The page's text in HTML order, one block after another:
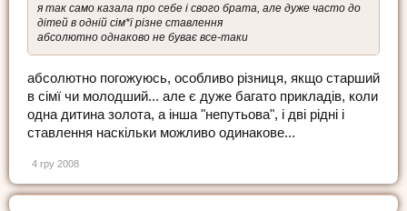
я так само казала про себе і свого брата, але дуже часто до
дітей в одній сім*ї різне ставлення
абсолютно однаково не буває все-таки
абсолютно погожуюсь, особливо різниця, якщо старший
в сімї чи молодший... але є дуже багато прикладів, коли
одна дитина золота, а інша "непутьова", і дві рідні і
ставлення наскільки можливо одинакове...
4 гру 2008